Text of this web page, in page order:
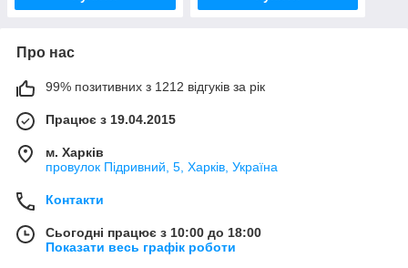
Про нас
99% позитивних з 1212 відгуків за рік
Працює з 19.04.2015
м. Харків
провулок Підривний, 5, Харків, Україна
Контакти
Сьогодні працює з 10:00 до 18:00
Показати весь графік роботи